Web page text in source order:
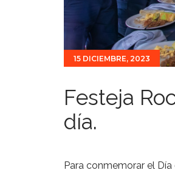
15 DICIEMBRE, 2023
Festeja
día.
Para conmemorar el